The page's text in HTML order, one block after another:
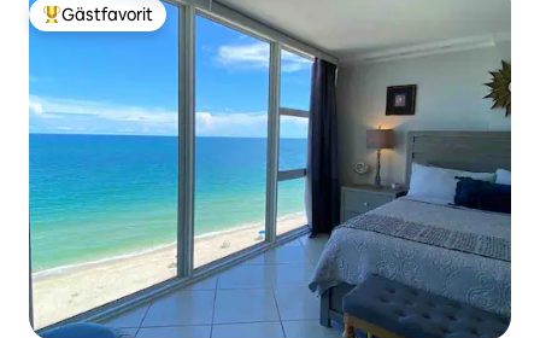
Populär gästfavorit
Gästfavorit